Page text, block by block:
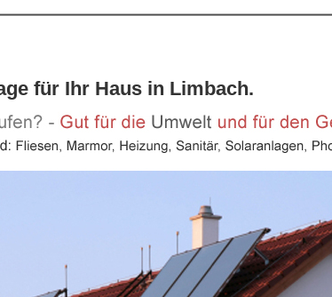
für Ihr Haus in Limbach.